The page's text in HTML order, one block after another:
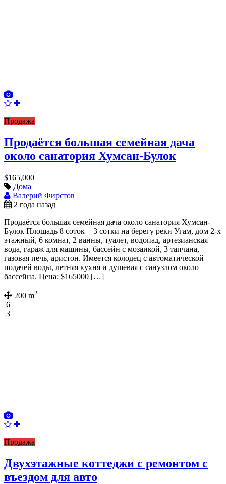
Продажа
Продаётся большая семейная дача
около санатория Хумсан-Булок
$165,000
Дома
Валерий Фирстов
2 года назад
Продаётся большая семейная дача около санатория Хумсан-
Булок Площадь 8 соток + 3 сотки на берегу реки Угам, дом 2-х
этажный, 6 комнат, 2 ванны, туалет, водопад, артезианская
вода, гараж для машины, бассейн с мозаикой, 3 тапчана,
газовая печь, аристон. Имеется колодец с автоматической
подачей воды, летняя кухня и душевая с санузлом около
бассейна. Цена: $165000 […]
200 m2
6
3
Продажа
Двухэтажные коттеджи с ремонтом с
въездом для авто